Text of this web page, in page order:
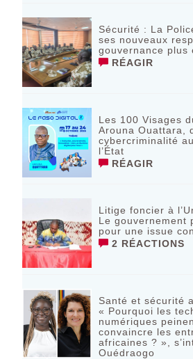
Sécurité : La
ses nouveaux
gouvernance plus
RÉAGIR
Les 100 Visages
Arouna Ouattara,
cybercriminalité
l’État
RÉAGIR
Litige foncier à
Le gouvernement
pour une issue
2 RÉACTIONS
Santé et sécurité
« Pourquoi les
numériques
convaincre les
africaines ? »,
Ouédraogo